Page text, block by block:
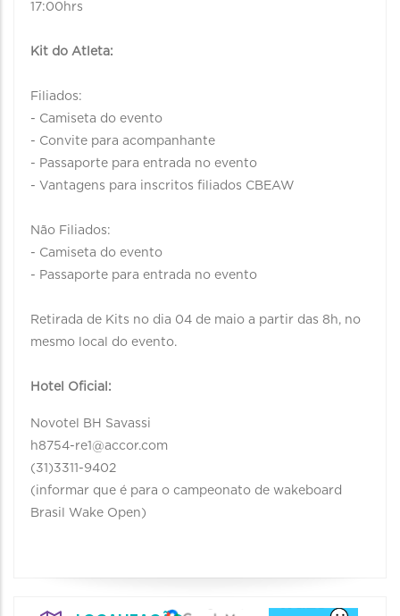
17:00hrs
Kit do Atleta:
Filiados:
- Camiseta do evento
- Convite para acompanhante
- Passaporte para entrada no evento
- Vantagens para inscritos filiados CBEAW
Não Filiados:
- Camiseta do evento
- Passaporte para entrada no evento
Retirada de Kits no dia 04 de maio a partir das 8h, no
mesmo local do evento.
Hotel Oficial:
Novotel BH Savassi
h8754-re1@accor.com
(31)3311-9402
(informar que é para o campeonato de wakeboard
Brasil Wake Open)